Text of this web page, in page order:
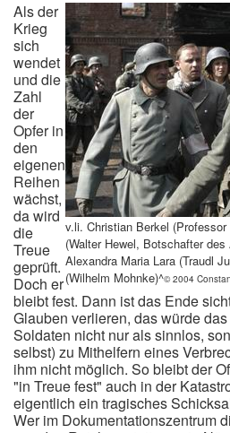
v.li. Christian Berkel
(Walter Hewel, Botschafter
Alexandra Maria Lara (Traudl
(Wilhelm Mohnke)^© 2004
Als der
Krieg
sich
wendet
und die
Zahl
der
Opfer in
den
eigenen
Reihen
wächst,
da wird
die
Treue
geprüft.
Doch er
bleibt fest. Dann ist das Ende
Glauben verlieren, das würde
Soldaten nicht nur als sinnlos,
selbst) zu Mithelfern eines
ihm nicht möglich. So bleibt der
"in Treue fest" auch in der
eigentlich ein tragisches
Wer im Dokumentationszentrum